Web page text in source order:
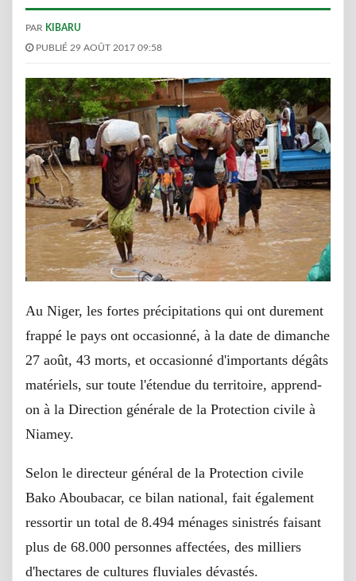
PAR KIBARU
PUBLIÉ 29 AOÛT 2017 09:58
Au Niger, les fortes précipitations qui ont durement
frappé le pays ont occasionné, à la date de dimanche
27 août, 43 morts, et occasionné d'importants dégâts
matériels, sur toute l'étendue du territoire, apprend-
on à la Direction générale de la Protection civile à
Niamey.
Selon le directeur général de la Protection civile
Bako Aboubacar, ce bilan national, fait également
ressortir un total de 8.494 ménages sinistrés faisant
plus de 68.000 personnes affectées, des milliers
d'hectares de cultures fluviales dévastés.